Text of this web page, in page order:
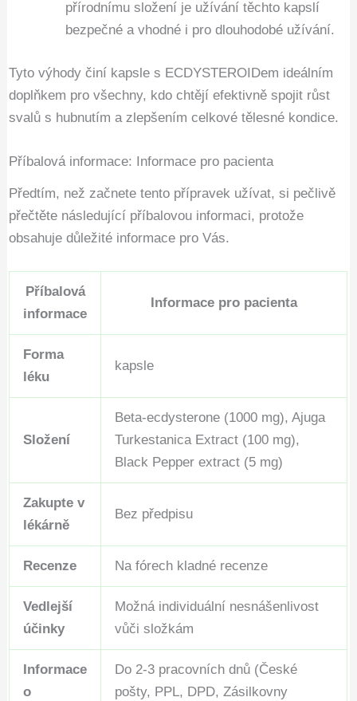
přírodnímu složení je užívání těchto kapslí
bezpečné a vhodné i pro dlouhodobé užívání.
Tyto výhody činí kapsle s ECDYSTEROIDem ideálním
doplňkem pro všechny, kdo chtějí efektivně spojit růst
svalů s hubnutím a zlepšením celkové tělesné kondice.
Příbalová informace: Informace pro pacienta
Předtím, než začnete tento přípravek užívat, si pečlivě
přečtěte následující příbalovou informaci, protože
obsahuje důležité informace pro Vás.
Příbalová
informace
Informace pro pacienta
Forma
léku
kapsle
Složení
Beta-ecdysterone (1000 mg), Ajuga
Turkestanica Extract (100 mg),
Black Pepper extract (5 mg)
Zakupte v
lékárně
Bez předpisu
Recenze Na fórech kladné recenze
Vedlejší
účinky
Možná individuální nesnášenlivost
vůči složkám
Informace
o
Do 2-3 pracovních dnů (České
pošty, PPL, DPD, Zásilkovny